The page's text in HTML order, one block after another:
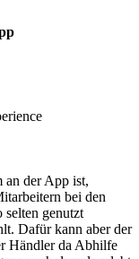
an der App ist,
bei den
genutzt
Dafür kann aber der
Händler da Abhilfe